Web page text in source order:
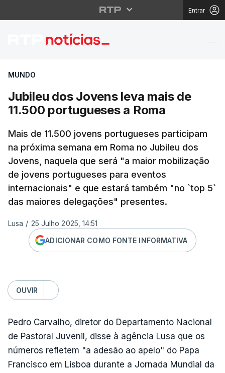
Entrar
Jubileu dos Jovens
MUNDO
Jubileu dos Jovens leva mais de
11.500 portugueses a Roma
Mais de 11.500 jovens portugueses participam
na próxima semana em Roma no Jubileu dos
Jovens, naquela que será "a maior mobilização
de jovens portugueses para eventos
internacionais" e que estará também "no `top 5`
das maiores delegações" presentes.
Lusa / 25 Julho 2025, 14:51
ADICIONAR COMO FONTE INFORMATIVA
OUVIR
Pedro Carvalho, diretor do Departamento Nacional
de Pastoral Juvenil, disse à agência Lusa que os
números refletem "a adesão ao apelo" do Papa
Francisco em Lisboa durante a Jornada Mundial da